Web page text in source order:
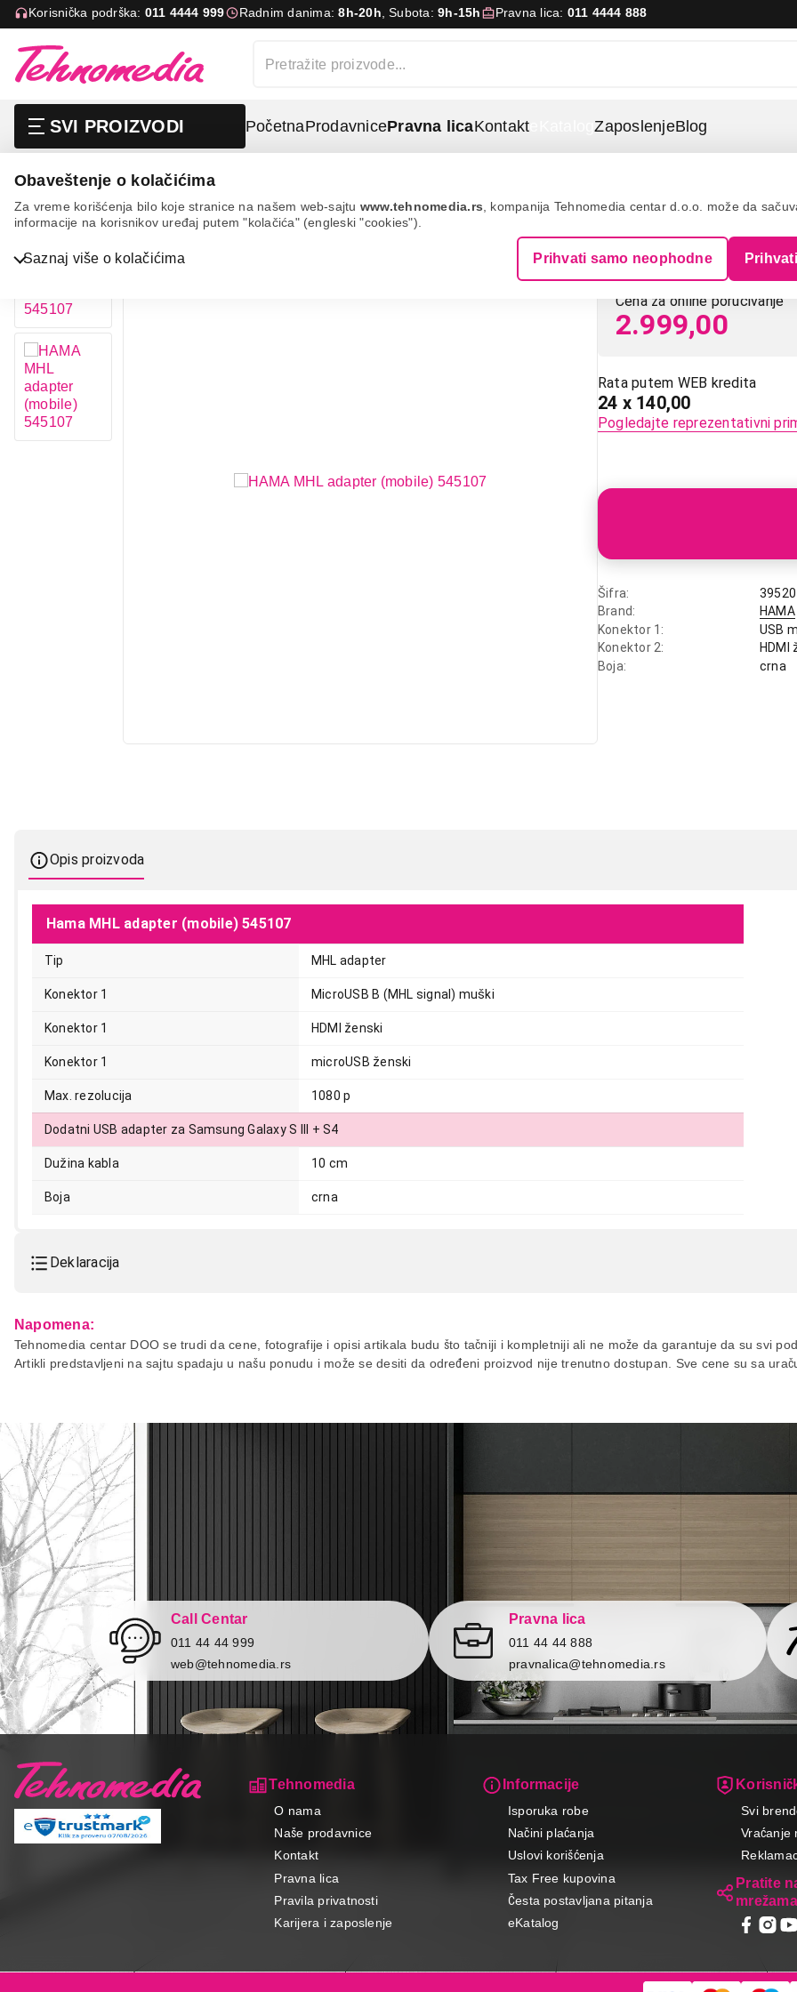
Obaveštenje o kolačićima
Za vreme korišćenja bilo koje stranice na našem web-sajtu www.tehnomedia.rs , kompanija Tehnomedia centar d.o.o. može da
informacije na korisnikov uređaj putem "kolačića" (engleski "cookies").
Saznaj više o kolačićima Prihvati samo neophodne
Korisnička podrška: 011 4444 999 Radnim danima:8h-20h , Subota:9h-15h Pravna lica: 011 4444 888
SVI PROIZVODI PočetnaProdavnicePravna licaKontakt eKatalogZaposlenjeBlog
Bela tehnika
IT & Gaming
Mobilni telefoni i tableti
Mali kućni aparati
Mali kuhinjski aparati
It & gaming Kablovi i adapteri
HAMA MHL
Cena za online poručivanje
2.999,00
Rata putem WEB kredita
24 x 140,00
Pogledajte reprezentativni
Šifra
39520
Brand
HAMA
Konektor 1
USB
Konektor 2
HDMI
Boja
crna
Opis proizvoda
Hama MHL adapter (mobile) 545107
Tip MHL adapter
Konektor 1 MicroUSB B (MHL signal) muški
Konektor 1 HDMI ženski
Konektor 1 microUSB ženski
Max. rezolucija 1080 p
Dodatni USB adapter za Samsung Galaxy S III + S4
Dužina kabla 10 cm
Boja crna
Deklaracija
Naziv i vrsta robe:
ADAPTER IT/AV
Uvoznik:
Repro Market d.o.o.
Napomena:
Tehnomedia centar DOO se trudi da cene, fotografije i opisi artikala budu što tačniji i kompletniji ali ne može da garantuje da su svi
Artikli predstavljeni na sajtu spadaju u našu ponudu i može se desiti da određeni proizvod nije trenutno dostupan. Sve cene su sa
ADAPTERI IT/AV
Proizvod je dodat u korpu.
Ukupno u korpi:0,00
Call Centar
011 44 44 999
web@tehnomedia.rs
Pravna lica
011 44 44 888
pravnalica@tehnomedia.rs
Tehnomedia
O nama
Naše prodavnice
Kontakt
Pravna lica
Pravila privatnosti
Karijera i zaposlenje
Informacije
Isporuka robe
Načini plaćanja
Uslovi korišćenja
Tax Free kupovina
Česta postavljana pitanja
eKatalog
Svi
Vraćanje
Pratite
mrežama